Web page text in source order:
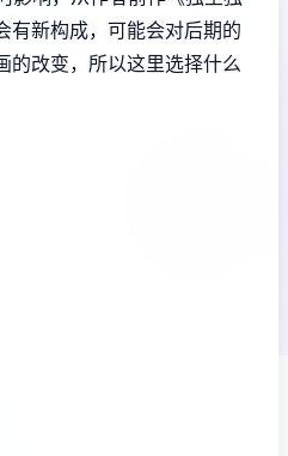
有新构成，可能会对后期的
的改变，所以这里选择什么